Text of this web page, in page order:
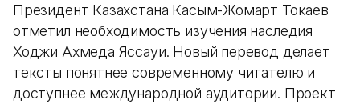
Президент Казахстана Касым-Жомарт Токаев
отметил необходимость изучения наследия
Ходжи Ахмеда Яссауи. Новый перевод делает
тексты понятнее современному читателю и
доступнее международной аудитории. Проект